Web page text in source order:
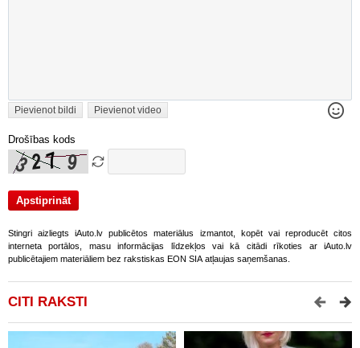
Pievienot bildi Pievienot video
Drošības kods
Stingri aizliegts iAuto.lv publicētos materiālus izmantot, kopēt vai reproducēt citos
interneta portālos, masu informācijas līdzekļos vai kā citādi rīkoties ar iAuto.lv
publicētajiem materiāliem bez rakstiskas EON SIA atļaujas saņemšanas.
CITI RAKSTI